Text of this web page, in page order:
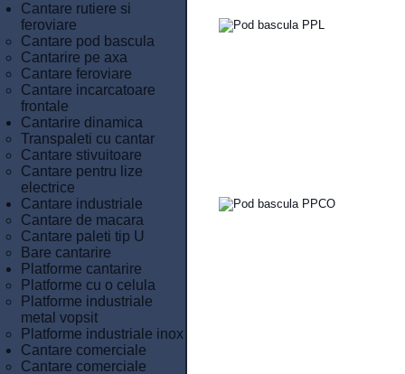
Cantare rutiere si
feroviare
Cantare pod bascula
Cantarire pe axa
Cantare feroviare
Cantare incarcatoare
frontale
Cantarire dinamica
Transpaleti cu cantar
Cantare stivuitoare
Cantare pentru lize
electrice
Cantare industriale
Cantare de macara
Cantare paleti tip U
Bare cantarire
Platforme cantarire
Platforme cu o celula
Platforme industriale
metal vopsit
Platforme industriale inox
Cantare comerciale
Cantare comerciale